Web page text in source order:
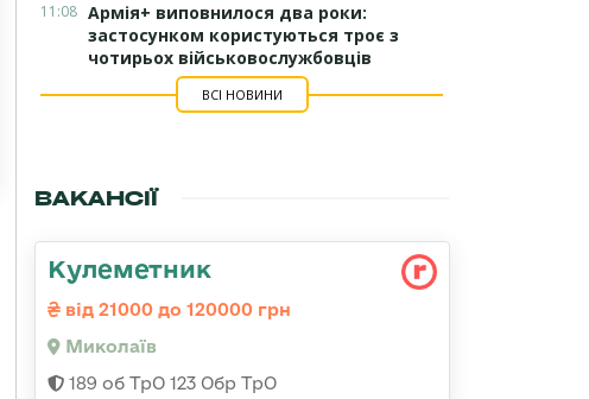
11:08 Армія+ виповнилося два роки:
застосунком користуються троє з
чотирьох військовослужбовців
ВСІ НОВИНИ
ВАКАНСІЇ
Кулеметник
від 21000 до 120000 грн
Миколаїв
189 об ТрО 123 Обр ТрО